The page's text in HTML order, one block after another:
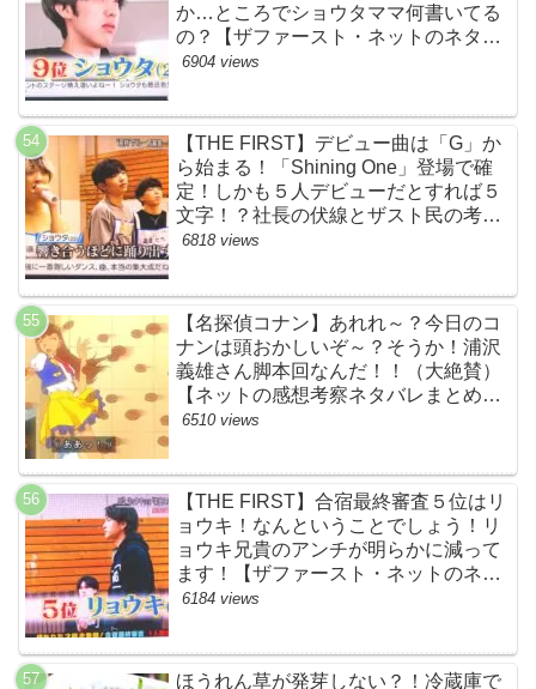
か…ところでショウタママ何書いてる
の？【ザファースト・ネットのネタバ
レ感想考察まとめ・スッキリ・
6904 views
【THE FIRST】デビュー曲は「G」か
ら始まる！「Shining One」登場で確
定！しかも５人デビューだとすれば５
文字！？社長の伏線とザスト民の考察
すげーよ…鳥肌立ったわ…【シャイニ
BMSG・BE:FIRST・ビーファース
ト】
6818 views
【名探偵コナン】あれれ～？今日のコ
ナンは頭おかしいぞ～？そうか！浦沢
義雄さん脚本回なんだ！！（大絶賛）
【ネットの感想考察ネタバレまとめ・
笑顔を消したアイドル】
6510 views
【THE FIRST】合宿最終審査５位はリ
ョウキ！なんということでしょう！リ
ョウキ兄貴のアンチが明らかに減って
ます！【ザファースト・ネットのネタ
バレ考察まとめ感想・スッキリ・
6184 views
ほうれん草が発芽しない？！冷蔵庫で